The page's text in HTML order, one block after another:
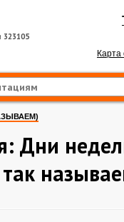
323105
Карта
Дни